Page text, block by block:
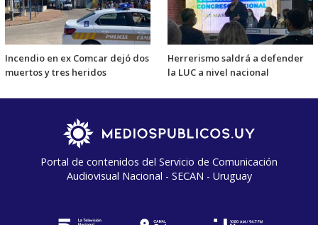
Incendio en ex Comcar dejó dos
muertos y tres heridos
Herrerismo saldrá a defender
la LUC a nivel nacional
Portal de contenidos del Servicio de Comunicación
Audiovisual Nacional - SECAN - Uruguay